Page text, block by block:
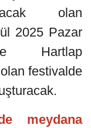
olan
2025 Pazar
Hartlap
festivalde
meydana